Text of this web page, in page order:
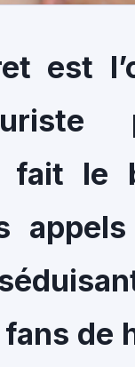
est
fait le
de